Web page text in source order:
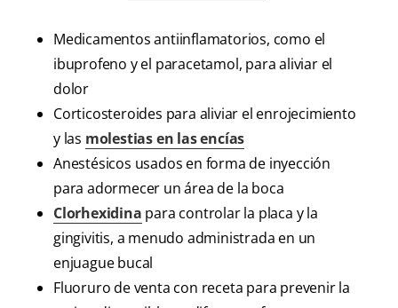
Medicamentos antiinflamatorios, como el
ibuprofeno y el paracetamol, para aliviar el
dolor
Corticosteroides para aliviar el enrojecimiento
y las molestias en las encías
Anestésicos usados en forma de inyección
para adormecer un área de la boca
Clorhexidina para controlar la placa y la
gingivitis, a menudo administrada en un
enjuague bucal
Fluoruro de venta con receta para prevenir la